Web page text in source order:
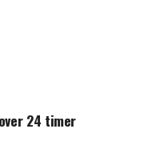
24 timer